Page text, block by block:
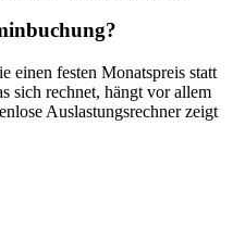
einen festen Monatspreis statt
sich rechnet, hängt vor allem
Auslastungsrechner zeigt